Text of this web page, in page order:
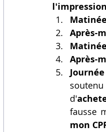
l'impression
Après-
Après-
d'
fausse
mon